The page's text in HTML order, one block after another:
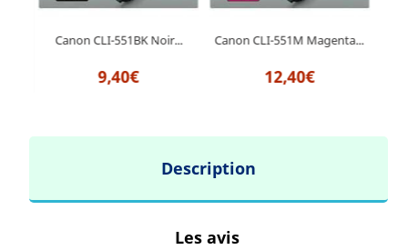
Canon CLI-551BK Noir...
9,40€
Canon CLI-551M Magenta...
12,40€
Description
Les avis